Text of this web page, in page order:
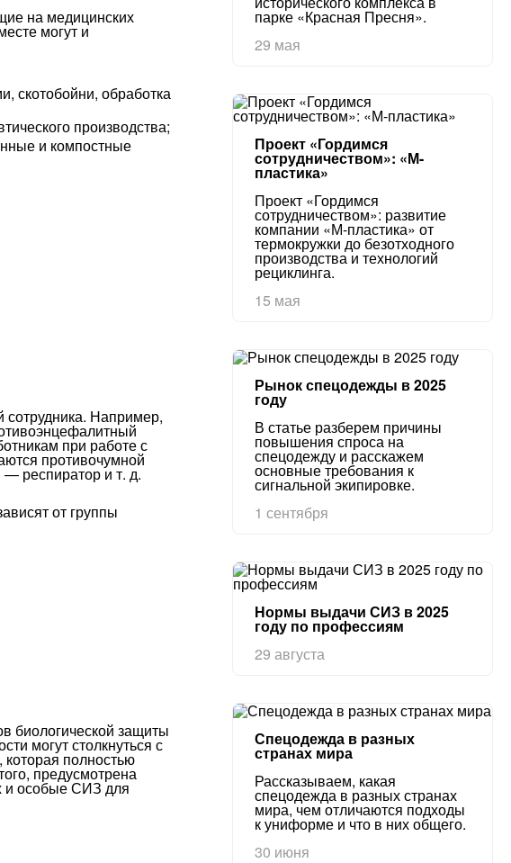
парке «Красная Пресня».
29 мая
Проект «Гордимся
сотрудничеством»: «М-
пластика»
Проект «Гордимся
сотрудничеством»: развитие
компании «М-пластика» от
термокружки до безотходного
производства и технологий
рециклинга.
15 мая
Рынок спецодежды в 2025
году
В статье разберем причины
повышения спроса на
спецодежду и расскажем
основные требования к
сигнальной экипировке.
1 сентября
Нормы выдачи СИЗ в 2025
году по профессиям
29 августа
Спецодежда в разных
странах мира
Рассказываем, какая
спецодежда в разных странах
мира, чем отличаются подходы
к униформе и что в них общего.
30 июня
на медицинских
могут и
скотобойни, обработка
производства;
и компостные
сотрудника. Например,
при работе с
противочумной
респиратор и т. д.
от группы
биологической защиты
могут столкнуться с
полностью
предусмотрена
и особые СИЗ для